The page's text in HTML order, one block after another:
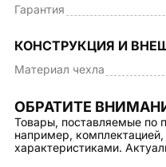
Гарантия
КОНСТРУКЦИЯ И
Материал чехла
ОБРАТИТЕ
Товары, поставляемые по
например,
характеристиками.